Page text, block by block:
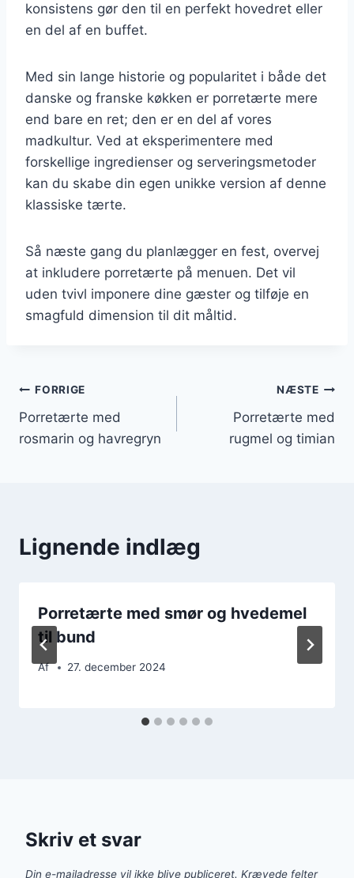
konsistens gør den til en perfekt hovedret eller
en del af en buffet.
Med sin lange historie og popularitet i både det
danske og franske køkken er porretærte mere
end bare en ret; den er en del af vores
madkultur. Ved at eksperimentere med
forskellige ingredienser og serveringsmetoder
kan du skabe din egen unikke version af denne
klassiske tærte.
Så næste gang du planlægger en fest, overvej
at inkludere porretærte på menuen. Det vil
uden tvivl imponere dine gæster og tilføje en
smagfuld dimension til dit måltid.
Indlægsnavigation
FORRIGE
Porretærte med
rosmarin og havregryn
NÆSTE
Porretærte med
rugmel og timian
Lignende indlæg
Porretærte med smør og hvedemel
til bund
Af 27. december 2024
Skriv et svar
Din e-mailadresse vil ikke blive publiceret. Krævede felter